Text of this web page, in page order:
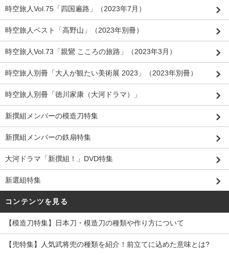
時空旅人Vol.75「四国遍路」（2023年7月）
時空旅人ベスト「高野山」（2023年別冊）
時空旅人Vol.73「親鸞 こころの旅路」（2023年3月）
時空旅人別冊「大人が観たい美術展 2023」（2023年別冊）
時空旅人別冊「徳川家康（大河ドラマ）」
新撰組メンバーの模造刀特集
新撰組メンバーの鉄扇特集
大河ドラマ「新撰組！」DVD特集
新選組特集
コンテンツを見る
【模造刀特集】日本刀・模造刀の種類や作り方について
【兜特集】人気武将兜の種類を紹介！前立てに込めた意味とは?